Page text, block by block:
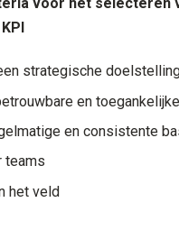
strategische
en
en consistente
teams
het veld